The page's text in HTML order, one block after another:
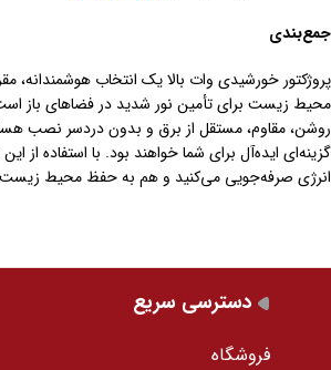
جمع‌بندی
پروژکتور خورشیدی وات بالا یک انتخاب هوشمندانه،
محیط زیست برای تأمین نور شدید در فضاهای باز
روشن، مقاوم، مستقل از برق و بدون دردسر نصب
گزینه‌ای ایده‌آل برای شما خواهند بود. با استفاده از
انرژی صرفه‌جویی می‌کنید و هم به حفظ محیط
دسترسی سریع
فروشگاه